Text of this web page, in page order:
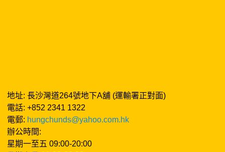
地址: 長沙灣道264號地下A舖 (運輸署正對面)
電話: +852 2341 1322
電郵: hungchunds@yahoo.com.hk
辦公時間:
星期一至五 09:00-20:00